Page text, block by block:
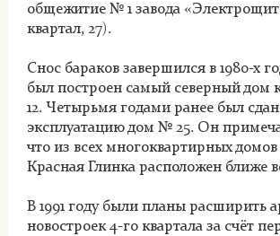
общежитие № 1 завода
квартал, 27).
Снос бараков завершился в 1980-х
был построен самый северный дом
12. Четырьмя годами ранее был
эксплуатацию дом № 25. Он
что из всех многоквартирных домов
Красная Глинка расположен ближе
В 1991 году были планы расширить
новостроек 4-го квартала за счёт